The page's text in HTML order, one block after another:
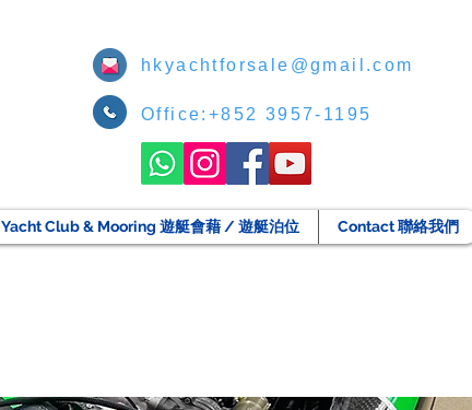
hkyachtforsale@gmail.com
Office:+852 3957-1195
Yacht Club & Mooring 遊艇會藉 / 遊艇泊位 Contact 聯絡我們